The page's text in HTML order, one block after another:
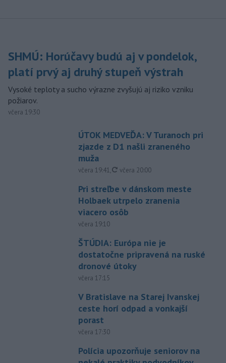
SHMÚ: Horúčavy budú aj v pondelok,
platí prvý aj druhý stupeň výstrah
Vysoké teploty a sucho výrazne zvyšujú aj riziko vzniku
požiarov.
včera 19:30
ÚTOK MEDVEĎA: V Turanoch pri
zjazde z D1 našli zraneného
muža
včera 19:41, aktualizované
včera 20:00
Pri streľbe v dánskom meste
Holbaek utrpelo zranenia
viacero osôb
včera 19:10
ŠTÚDIA: Európa nie je
dostatočne pripravená na ruské
dronové útoky
včera 17:15
V Bratislave na Starej Ivanskej
ceste horí odpad a vonkajší
porast
včera 17:30
Polícia upozorňuje seniorov na